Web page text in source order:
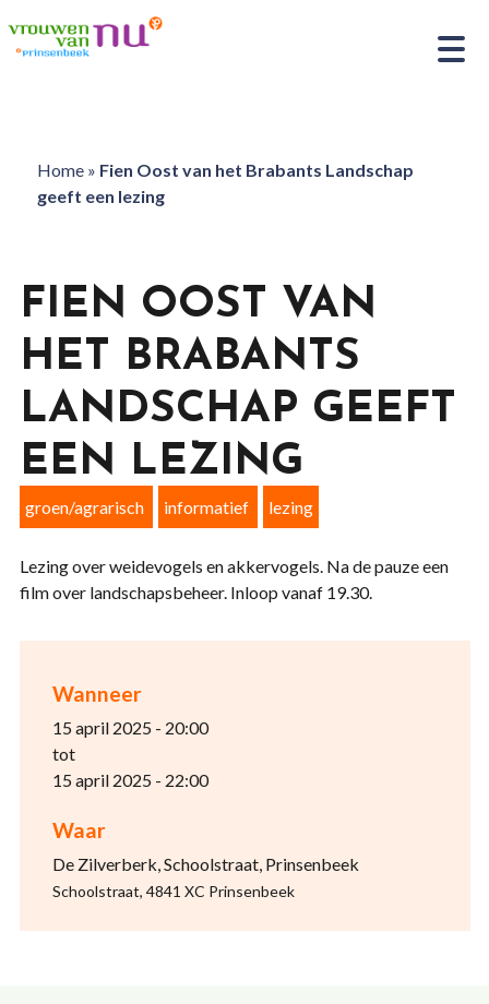
Home» Fien Oost van het Brabants Landschap
geeft een lezing
Wanneer
15 april 2025 - 20:00
tot
15 april 2025 - 22:00
Waar
De Zilverberk, Schoolstraat, Prinsenbeek
Schoolstraat, 4841 XC Prinsenbeek
FIEN OOST VAN
HET BRABANTS
LANDSCHAP GEEFT
EEN LEZING
groen/agrarisch informatief lezing
Lezing over weidevogels en akkervogels. Na de pauze een
film over landschapsbeheer. Inloop vanaf 19.30.